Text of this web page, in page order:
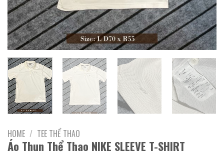
HOME / TEE THỂ THAO
Áo Thun Thể Thao NIKE SLEEVE T-SHIRT